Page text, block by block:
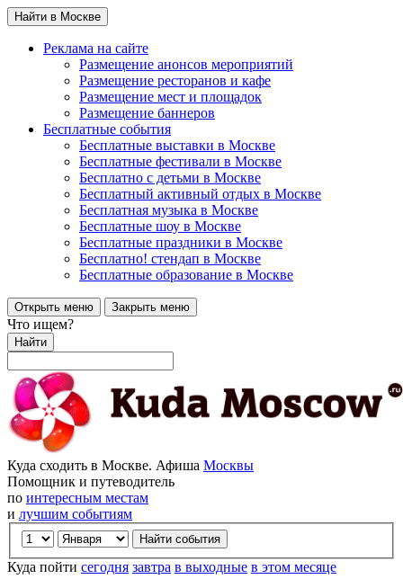
Найти в Москве
Реклама на сайте
Размещение анонсов мероприятий
Размещение ресторанов и кафе
Размещение мест и площадок
Размещение баннеров
Бесплатные события
Бесплатные выставки в Москве
Бесплатные фестивали в Москве
Бесплатно с детьми в Москве
Бесплатный активный отдых в Москве
Бесплатная музыка в Москве
Бесплатные шоу в Москве
Бесплатные праздники в Москве
Бесплатно! стендап в Москве
Бесплатные образование в Москве
Открыть меню Закрыть меню
Что ищем?
Найти
Куда сходить в Москве. Афиша Москвы
Помощник и путеводитель
по интересным местам
и лучшим событиям
Куда пойти сегодня завтра в выходные в этом месяце